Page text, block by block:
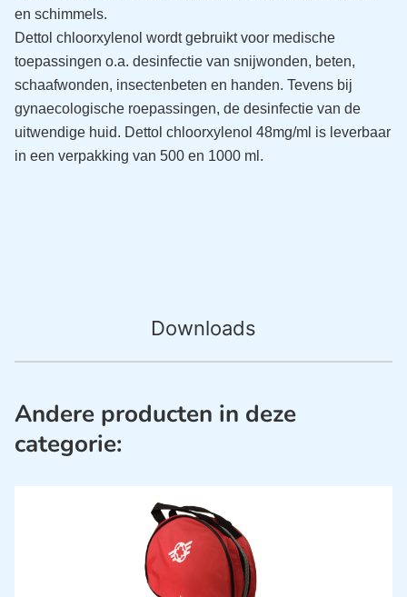
Downloads
en schimmels.
Dettol chloorxylenol wordt gebruikt voor medische
toepassingen o.a. desinfectie van snijwonden, beten,
schaafwonden, insectenbeten en handen. Tevens bij
gynaecologische roepassingen, de desinfectie van de
uitwendige huid. Dettol chloorxylenol 48mg/ml is leverbaar
in een verpakking van 500 en 1000 ml.
Andere producten in deze
categorie: